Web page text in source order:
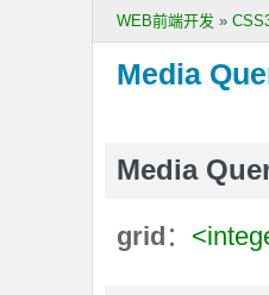
WEB前端开发 »
Media
Media
grid ：